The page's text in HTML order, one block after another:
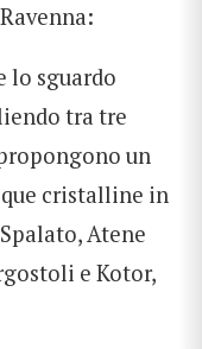
lo sguardo
tra tre
un
cristalline in
Atene
e Kotor,